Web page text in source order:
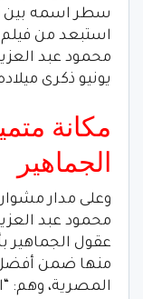
سطر اسمه بين
استبعد من فيلم
يونيو ذكرى
مكانة
الجماهير
وعلى مدار
محمود عبد
المصرية، وهم: